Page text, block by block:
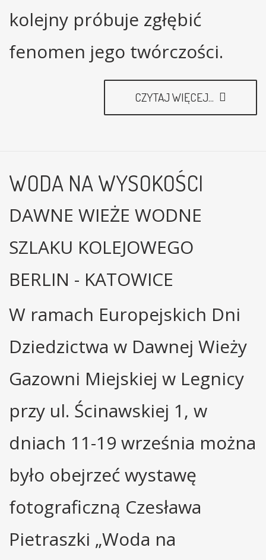
kolejny próbuje zgłębić
fenomen jego twórczości.
CZYTAJ WIĘCEJ...
WODA NA WYSOKOŚCI
DAWNE WIEŻE WODNE
SZLAKU KOLEJOWEGO
BERLIN - KATOWICE
W ramach Europejskich Dni
Dziedzictwa w Dawnej Wieży
Gazowni Miejskiej w Legnicy
przy ul. Ścinawskiej 1, w
dniach 11-19 września można
było obejrzeć wystawę
fotograficzną Czesława
Pietraszki „Woda na